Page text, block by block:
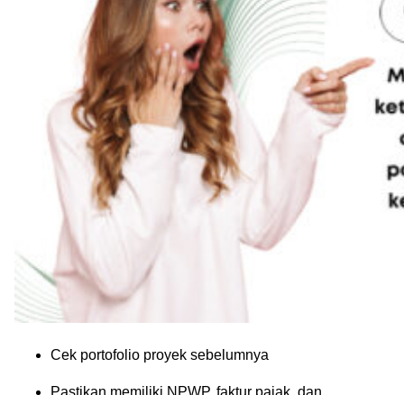
Cek portofolio proyek sebelumnya
Pastikan memiliki NPWP, faktur pajak, dan